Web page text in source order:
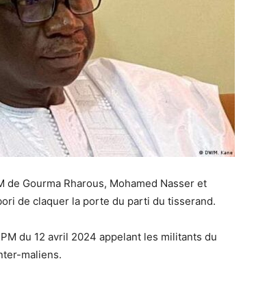
Gourma Rharous, Mohamed Nasser et
de claquer la porte du parti du tisserand.
du 12 avril 2024 appelant les militants du
maliens.